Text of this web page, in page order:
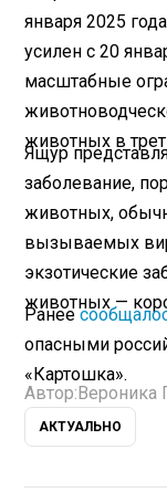
января 2025
усилен с 20
масштабные
животных в
Ящур
заболевание,
животных,
вызываемых
экзотические
животных —
Ранее
опасными
«Картошка».
Автор: Вероника
АКТУАЛЬНО